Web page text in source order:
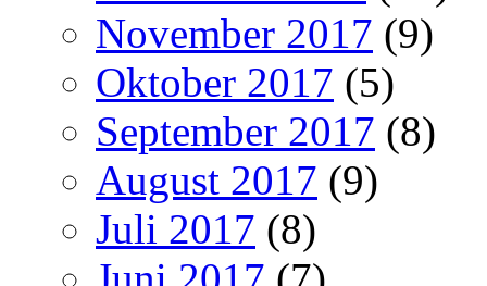
November 2017 (9)
Oktober 2017 (5)
September 2017 (8)
August 2017 (9)
Juli 2017 (8)